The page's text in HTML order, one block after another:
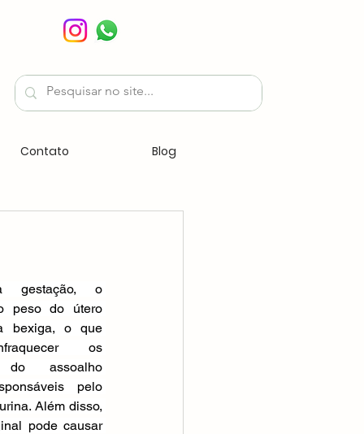
Contato Blog
gestação, o
peso do útero
bexiga, o que
os
do assoalho
pelo
Além disso,
pode causar